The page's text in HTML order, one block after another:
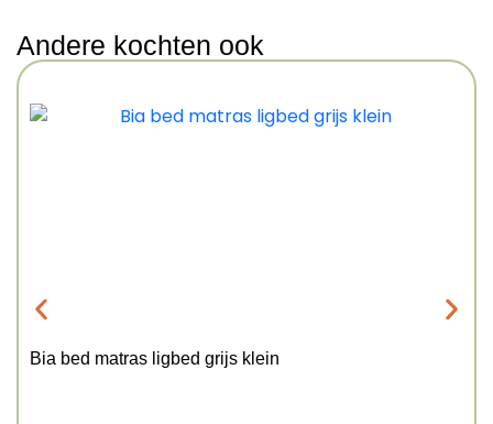
Andere kochten ook
Bia bed matras ligbed grijs klein